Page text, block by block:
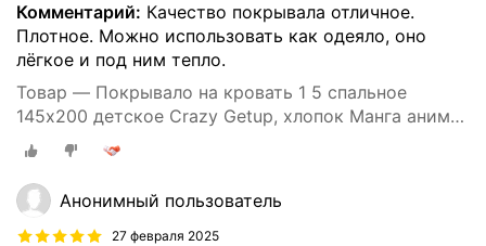
Комментарий: Качество покрывала отличное.
Плотное. Можно использовать как одеяло, оно
лёгкое и под ним тепло.
Товар — Покрывало на кровать 1 5 спальное
145х200 детское Crazy Getup, хлопок Манга аниме
Наруто
Анонимный пользователь
27 февраля 2025